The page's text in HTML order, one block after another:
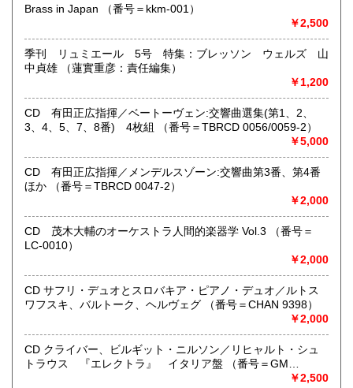
後払いをご希望の場合は送料の実費をお支払い頂きます。
代引きをご希望の場合は代引き手数料及び送料の実費をお
支払い下さい。
●公費ご購入を承ります。 送料は実費をご負担下さい。 お
支払いは後払いが可能です。
※当店は【インボイス制度】の適格請求書発行事業者では
ございません。
●当店では迅速な発送を心掛けています。
ご送金、ご決済の確認が出来ましたら通常24時間以内にお
●商品の発送に際しては水濡れ対策等、丁寧な梱包を心掛けて
います。
●一部の商品は店頭販売の為、品切れになる場合が有りま
●当店は古書以外にも様々な商品を取り扱っています。下記
『Webサイト』をぜひご覧下さい。
ルの向かい 小田急バス太子堂停留所前
営業時間：平日=10:00〜19:00 日曜・祭日=12:00～18:00
書籍の買取について
Brass in Japan （番号＝kkm-001）
￥2,500
季刊 リュミエール 5号 特集：ブレッソン ウェルズ 山
中貞雄 （蓮實重彦：責任編集）
￥1,200
CD 有田正広指揮／ベートーヴェン:交響曲選集(第1、2、
3、4、5、7、8番) 4枚組 （番号＝TBRCD 0056/0059-2）
￥5,000
CD 有田正広指揮／メンデルスゾーン:交響曲第3番、第4番
ほか （番号＝TBRCD 0047-2）
￥2,000
CD 茂木大輔のオーケストラ人間的楽器学 Vol.3 （番号＝
LC-0010）
￥2,000
CD サフリ・デュオとスロバキア・ピアノ・デュオ／ルトス
ワフスキ、バルトーク、ヘルヴェグ （番号＝CHAN 9398）
￥2,000
CD クライバー、ビルギット・ニルソン／リヒャルト・シュ
トラウス 『エレクトラ』 イタリア盤 （番号＝GM
￥2,500